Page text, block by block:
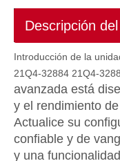
Descripción
Introducción de la
21Q4-32884 21Q4-
avanzada está
y el rendimiento
Actualice su
confiable y de
y una